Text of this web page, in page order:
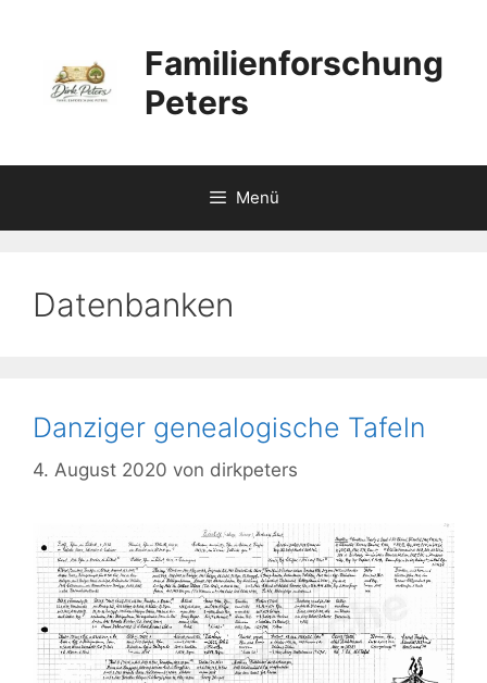
springen
Familienforschung
Peters
Menü
Datenbanken
Danziger genealogische Tafeln
4. August 2020 von dirkpeters